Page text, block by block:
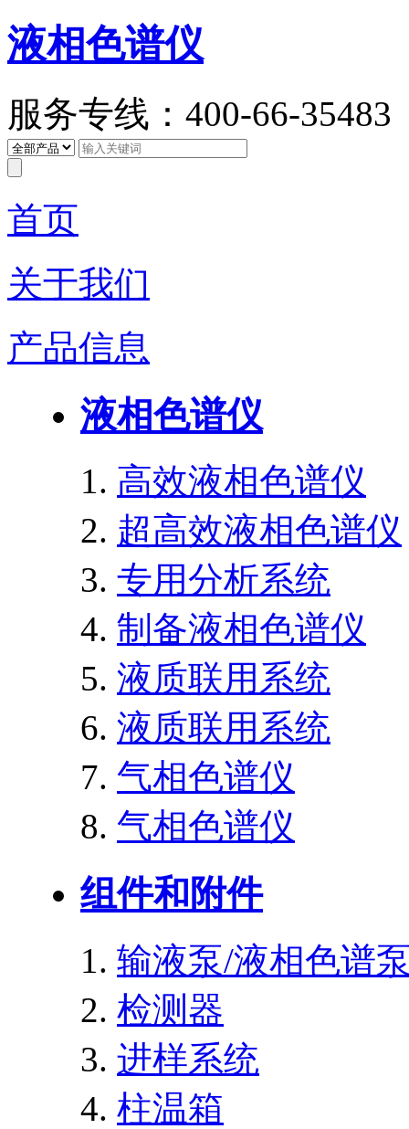
液相色谱仪
服务专线：400-66-35483
首页
关于我们
产品信息
液相色谱仪
高效液相色谱仪
超高效液相色谱仪
专用分析系统
制备液相色谱仪
液质联用系统
液质联用系统
气相色谱仪
气相色谱仪
组件和附件
输液泵/液相色谱
检测器
进样系统
柱温箱